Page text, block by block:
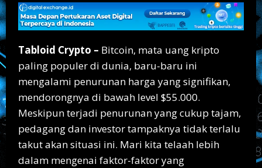
Tabloid Crypto – Bitcoin, mata uang kripto
paling populer di dunia, baru-baru ini
mengalami penurunan harga yang signifikan,
mendorongnya di bawah level $55.000.
Meskipun terjadi penurunan yang cukup tajam,
pedagang dan investor tampaknya tidak terlalu
takut akan situasi ini. Mari kita telaah lebih
dalam mengenai faktor-faktor yang